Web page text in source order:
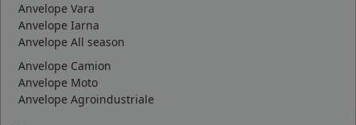
Anvelope Vara
Anvelope Iarna
Anvelope All season
Anvelope Camion
Anvelope Moto
Anvelope Agroindustriale